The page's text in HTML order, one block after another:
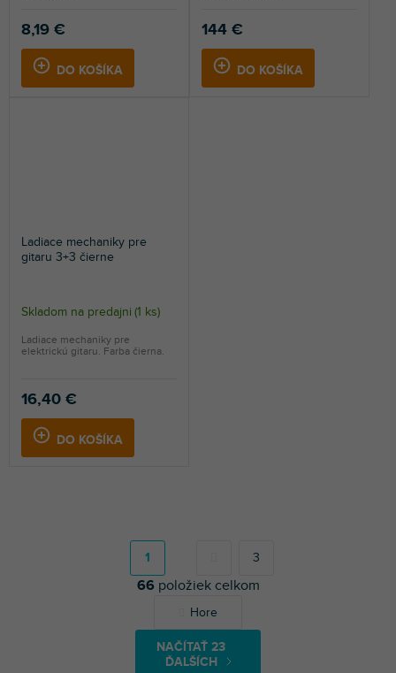
8,19 €
DO KOŠÍKA
144 €
DO KOŠÍKA
Ladiace mechaniky pre
gitaru 3+3 čierne
Skladom na predajni (1 ks)
16,40 €
DO KOŠÍKA
Ladiace mechaniky pre
elektrickú gitaru. Farba čierna.
O
l
á
NAČÍTAŤ 23
ĎALŠÍCH
n
o
v
a
n
1 3
66 položiek celkom
Hore